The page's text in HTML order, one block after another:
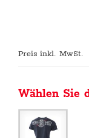
Preis inkl. MwSt.
Wählen Sie